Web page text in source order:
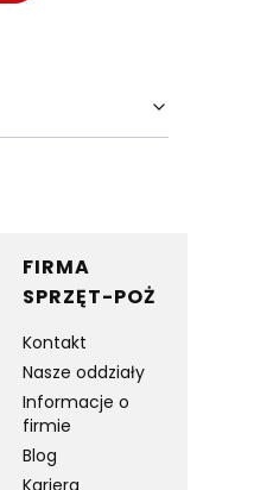
FIRMA
SPRZĘT-POŻ
Kontakt
Nasze oddziały
Informacje o
firmie
Blog
Kariera